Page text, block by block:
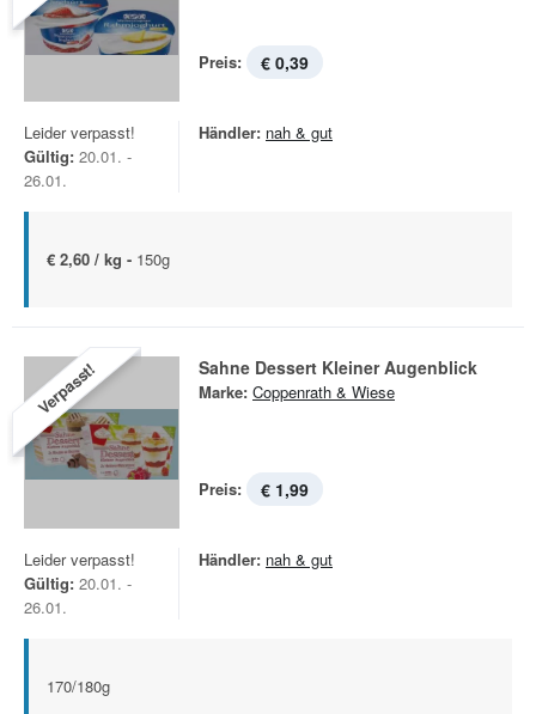
Preis: € 0,39
Leider verpasst!
Gültig: 20.01. -
26.01.
Händler: nah & gut
€ 2,60 / kg - 150g
Verpasst! Sahne Dessert Kleiner Augenblick
Marke: Coppenrath & Wiese
Preis: € 1,99
Leider verpasst!
Gültig: 20.01. -
26.01.
Händler: nah & gut
170/180g